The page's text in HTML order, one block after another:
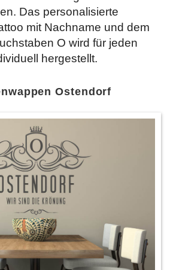
Das personalisierte
mit Nachname und dem
O wird für jeden
hergestellt.
Ostendorf